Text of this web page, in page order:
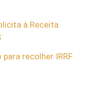
à Receita
recolher IRRF